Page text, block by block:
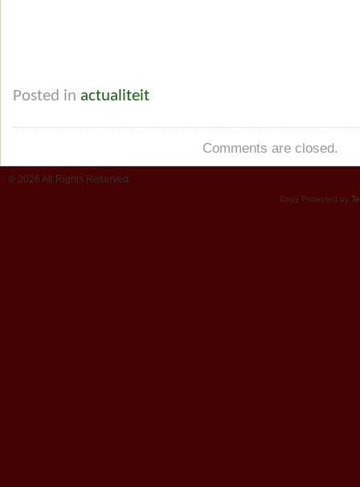
Posted in actualiteit
Comments are closed.
© 2026 All Rights Reserved.
Copy Protected by